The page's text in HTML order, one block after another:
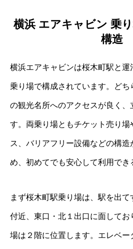
横浜 エアキャビン 乗
構造
横浜エアキャビンは桜木町駅と
乗り場で構成されています。どち
の観光名所へのアクセスが良く、
す。両乗り場ともチケット売り場
ス、バリアフリー設備などの構造
め、初めてでも安心して利用でき
まず桜木町駅乗り場は、駅を出
付近、東口・北１出口に面してお
場は２階に位置します。エレベー